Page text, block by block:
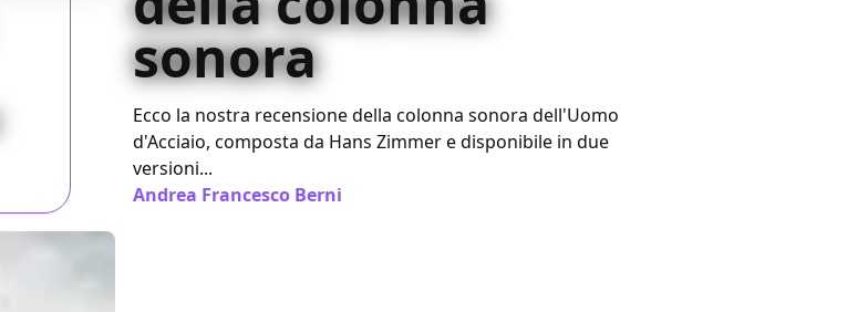
sonora
Ecco la nostra recensione della colonna sonora dell'Uomo
d'Acciaio, composta da Hans Zimmer e disponibile in due
versioni...
Andrea Francesco Berni